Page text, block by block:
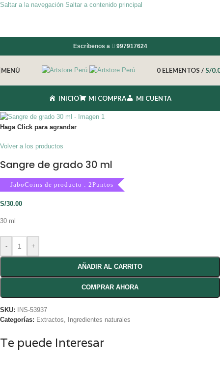
Saltar a la navegación Saltar a contenido principal
Escríbenos a 997917624
MENÚ 0 ELEMENTOS /S/
INICIO MI COMPRA MI CUENTA
Haga Click para agrandar
Volver a los productos
Sangre de grado 30 ml
JaboCoins de producto : 2Puntos
S/30.00
30 ml
- +
AÑADIR AL CARRITO
COMPRAR AHORA
SKU: INS-53937
Categorías: Extractos Ingredientes naturales
Te puede Interesar